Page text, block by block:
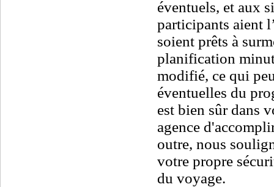
éventuels, et aux
participants aient
soient prêts à
planification
modifié, ce qui
éventuelles du
est bien sûr dans
agence
outre, nous
votre propre
du voyage.